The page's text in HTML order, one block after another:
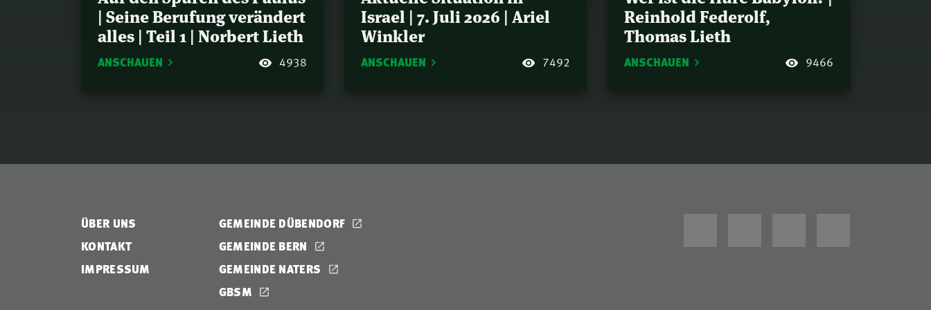
| Seine Berufung verändert
alles | Teil 1 | Norbert Lieth
ANSCHAUEN 4938
Israel | 7. Juli 2026 | Ariel
Winkler
ANSCHAUEN 7492
Reinhold Federolf,
Thomas Lieth
ANSCHAUEN 9466
ÜBER UNS
KONTAKT
IMPRESSUM
GEMEINDE DÜBENDORF
GEMEINDE BERN
GEMEINDE NATERS
GBSM